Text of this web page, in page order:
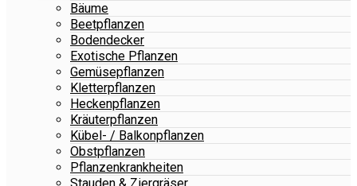
Bäume
Beetpflanzen
Bodendecker
Exotische Pflanzen
Gemüsepflanzen
Kletterpflanzen
Heckenpflanzen
Kräuterpflanzen
Kübel- / Balkonpflanzen
Obstpflanzen
Pflanzenkrankheiten